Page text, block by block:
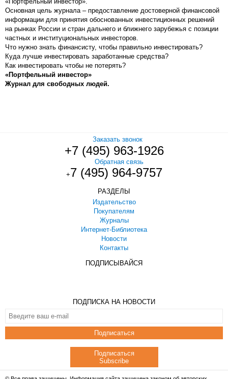
Основная цель журнала – предоставление достоверной финансовой
информации для принятия обоснованных инвестиционных решений
на рынках России и стран дальнего и ближнего зарубежья с позиции
частных и институциональных инвесторов.
Что нужно знать финансисту, чтобы правильно инвестировать?
Куда лучше инвестировать заработанные средства?
Как инвестировать чтобы не потерять?
«Портфельный инвестор»
Журнал для свободных людей.
Заказать звонок
+7 (495) 963-1926
Обратная связь
+7 (495) 964-9757
РАЗДЕЛЫ
Издательство
Покупателям
Журналы
Интернет-Библиотека
Новости
Контакты
ПОДПИСЫВАЙСЯ
ПОДПИСКА НА НОВОСТИ
Подписаться
Подписаться
Subscribe